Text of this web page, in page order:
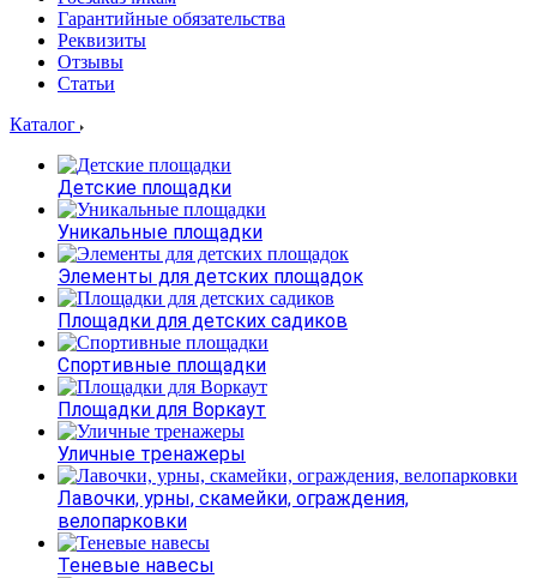
Гарантийные обязательства
Реквизиты
Отзывы
Статьи
Каталог
Детские площадки
Уникальные площадки
Элементы для детских площадок
Площадки для детских садиков
Спортивные площадки
Площадки для Воркаут
Уличные тренажеры
Лавочки, урны, скамейки, ограждения,
велопарковки
Теневые навесы